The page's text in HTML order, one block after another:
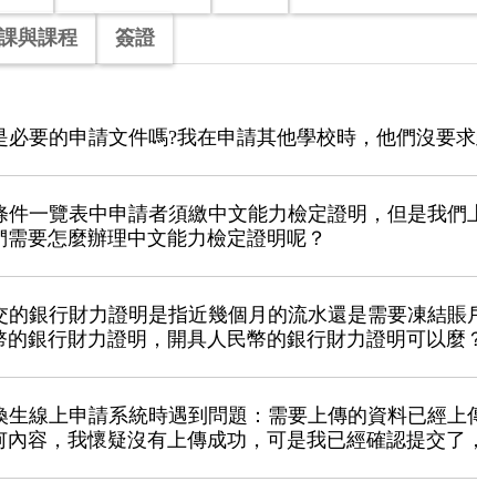
與課程 簽證
必要的申請文件嗎?我在申請其他學校時，他們沒要求
件一覽表中申請者須繳中文能力檢定證明，但是我們
要怎麼辦理中文能力檢定證明呢？
的銀行財力證明是指近幾個月的流水還是需要凍結賬
銀行財力證明，開具人民幣的銀行財力證明可以麼
生線上申請系統時遇到問題：需要上傳的資料已經上
內容，我懷疑沒有上傳成功，可是我已經確認提交了